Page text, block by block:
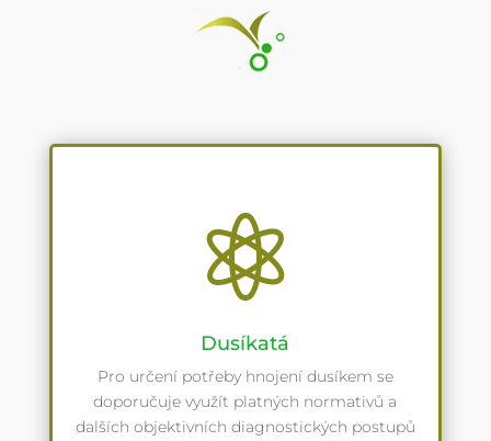

Dusíkatá
Pro určení potřeby hnojení dusíkem se
doporučuje využít platných normativů a
dalších objektivních diagnostických postupů